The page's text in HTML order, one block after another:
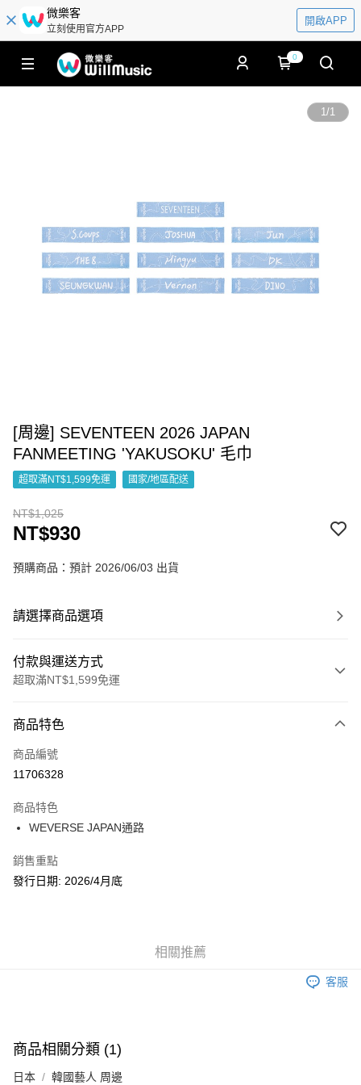
微樂客
立刻使用官方APP
開啟APP
0
1/1
[周邊] SEVENTEEN 2026 JAPAN
FANMEETING 'YAKUSOKU' 毛巾
超取滿NT$1,599免運 國家/地區配送
NT$1,025
NT$930
預購商品：預計 2026/06/03 出貨
請選擇商品選項
付款與運送方式
超取滿NT$1,599免運
信用卡一次付款
超商取貨付款
Apple Pay
街口支付
悠遊付
【「AFTEE先享後付」結帳流程】
結帳頁面，進行簡訊認證並確認金額後，即可完成結帳。
每筆NT$60，滿NT$1,599(含以上)免運費
付款後全家取貨
商品特色
商品編號
11706328
商品特色
WEVERSE JAPAN通路
銷售重點
發行日期: 2026/4月底
相關推薦
客服
商品相關分類 (1)
日本 韓國藝人 周邊